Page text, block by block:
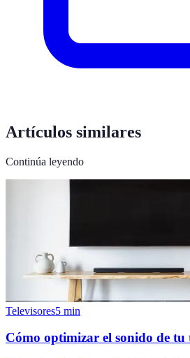
Artículos similares
Continúa leyendo
Televisores5 min
Cómo optimizar el sonido de tu